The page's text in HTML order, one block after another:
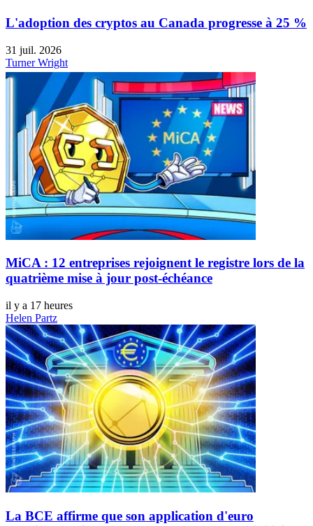
L'adoption des cryptos au Canada progresse à 25 %
31 juil. 2026
Turner Wright
MiCA : 12 entreprises rejoignent le registre lors de la
quatrième mise à jour post-échéance
il y a 17 heures
Helen Partz
La BCE affirme que son application d'euro